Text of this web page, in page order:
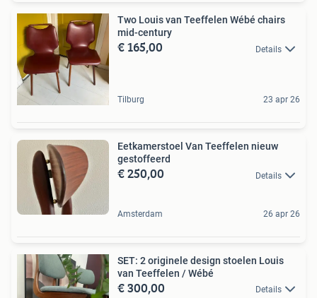
Two Louis van Teeffelen Wébé chairs
mid-century
€ 165,00 Details
Tilburg 23 apr 26
Eetkamerstoel Van Teeffelen nieuw
gestoffeerd
€ 250,00 Details
Amsterdam 26 apr 26
SET: 2 originele design stoelen Louis
van Teeffelen / Wébé
€ 300,00 Details